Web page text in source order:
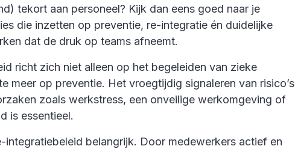
tekort aan personeel? Kijk dan eens goed naar je
die inzetten op preventie, re-integratie én duidelijke
dat de druk op teams afneemt.
richt zich niet alleen op het begeleiden van zieke
meer op preventie. Het vroegtijdig signaleren van risico’s
zoals werkstress, een onveilige werkomgeving of
is essentieel.
integratiebeleid belangrijk. Door medewerkers actief en